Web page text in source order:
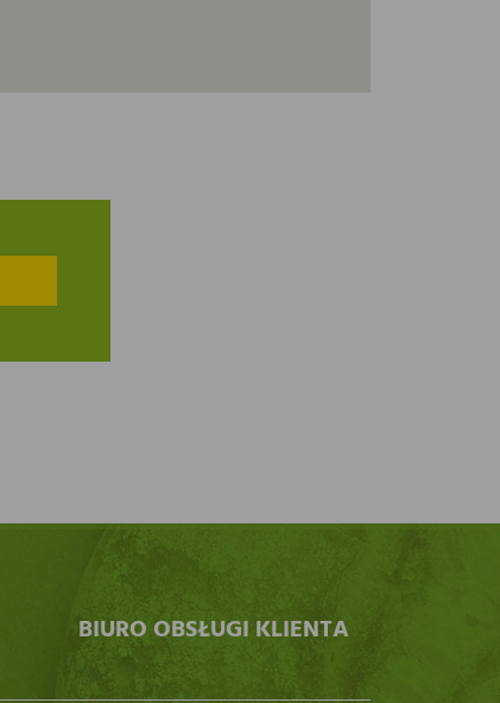
BIURO OBSŁUGI KLIENTA